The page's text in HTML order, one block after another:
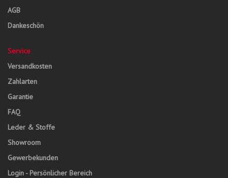
AGB
Dankeschön
Service
Versandkosten
Zahlarten
Garantie
FAQ
Leder & Stoffe
Showroom
Gewerbekunden
Login - Persönlicher Bereich